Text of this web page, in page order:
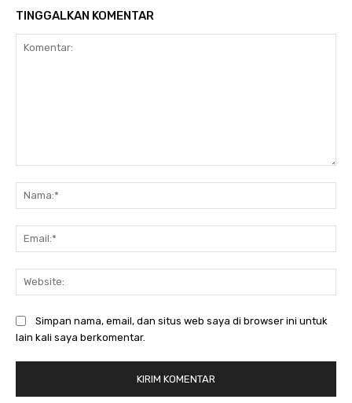
TINGGALKAN KOMENTAR
Simpan nama, email, dan situs web saya di browser ini untuk
lain kali saya berkomentar.